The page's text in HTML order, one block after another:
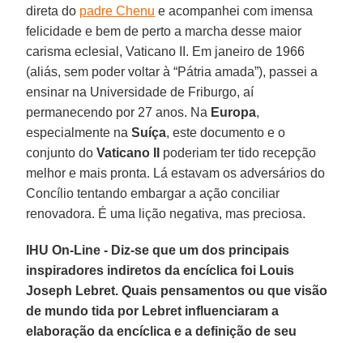
direta do padre Chenu e acompanhei com imensa
felicidade e bem de perto a marcha desse maior
carisma eclesial, Vaticano II. Em janeiro de 1966
(aliás, sem poder voltar à “Pátria amada”), passei a
ensinar na Universidade de Friburgo, aí
permanecendo por 27 anos. Na Europa,
especialmente naSuíça, este documento e o
conjunto doVaticano II
poderiam ter tido recepção
melhor e mais pronta. Lá estavam os adversários do
Concílio tentando embargar a ação conciliar
renovadora. É uma lição negativa, mas preciosa.
IHU On-Line - Diz-se que um dos principais
inspiradores indiretos da encíclica foi Louis
Joseph Lebret. Quais pensamentos ou que visão
de mundo tida por Lebret influenciaram a
elaboração da encíclica e a definição de seu